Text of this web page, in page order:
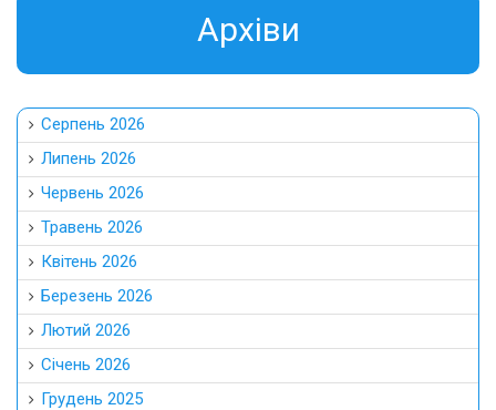
Aрхіви
Серпень 2026
Липень 2026
Червень 2026
Травень 2026
Квітень 2026
Березень 2026
Лютий 2026
Січень 2026
Грудень 2025